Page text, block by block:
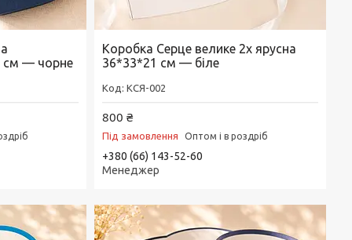
см — чорне
Коробка Серце велике 2х ярусна
36*33*21 см — біле
КСЯ-002
800 ₴
Під замовлення Оптом і в роздріб
+380 (66) 143-52-60
Менеджер